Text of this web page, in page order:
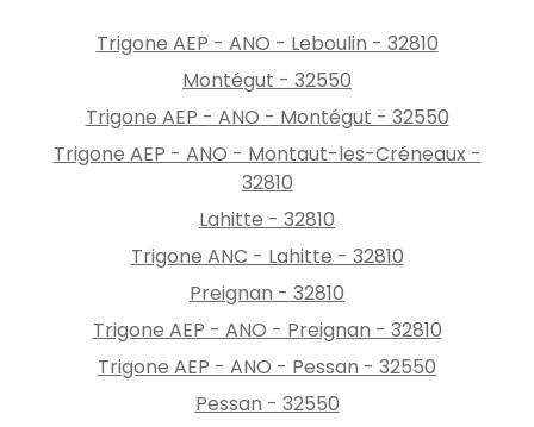
Trigone AEP - ANO - Leboulin - 32810
Montégut - 32550
Trigone AEP - ANO - Montégut - 32550
Trigone AEP - ANO - Montaut-les-Créneaux -
32810
Lahitte - 32810
Trigone ANC - Lahitte - 32810
Preignan - 32810
Trigone AEP - ANO - Preignan - 32810
Trigone AEP - ANO - Pessan - 32550
Pessan - 32550